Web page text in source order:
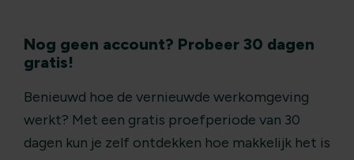
Nog geen account? Probeer 30 dagen
gratis!
Benieuwd hoe de vernieuwde werkomgeving
werkt? Met een gratis proefperiode van 30
dagen kun je zelf ontdekken hoe makkelijk het is